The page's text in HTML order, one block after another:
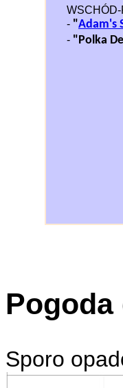
- "Adam's
- "Polka
Pogoda
Sporo